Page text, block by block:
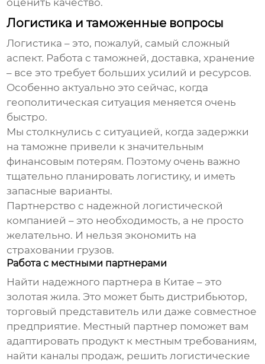
оценить качество.
Логистика и таможенные вопросы
Логистика – это, пожалуй, самый сложный
аспект. Работа с таможней, доставка, хранение
– все это требует больших усилий и ресурсов.
Особенно актуально это сейчас, когда
геополитическая ситуация меняется очень
быстро.
Мы столкнулись с ситуацией, когда задержки
на таможне привели к значительным
финансовым потерям. Поэтому очень важно
тщательно планировать логистику, и иметь
запасные варианты.
Партнерство с надежной логистической
компанией – это необходимость, а не просто
желательно. И нельзя экономить на
страховании грузов.
Работа с местными партнерами
Найти надежного партнера в Китае – это
золотая жила. Это может быть дистрибьютор,
торговый представитель или даже совместное
предприятие. Местный партнер поможет вам
адаптировать продукт к местным требованиям,
найти каналы продаж, решить логистические